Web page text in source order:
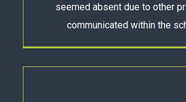
seemed absent due to other
communicated within the